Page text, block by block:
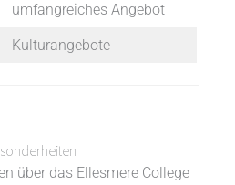
umfangreiches Angebot
Kulturangebote
über das Ellesmere College